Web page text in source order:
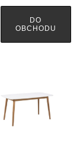
DO
OBCHODU